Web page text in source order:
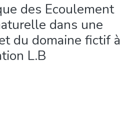
des Ecoulement
dans une
du domaine fictif à
L.B